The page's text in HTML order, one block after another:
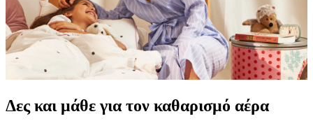
Δες και μάθε για τον καθαρισμό αέρα